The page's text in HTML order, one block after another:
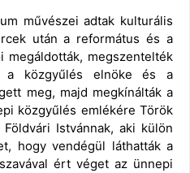
művészei adtak kulturális
után a református és a
megáldották, megszentelték
a közgyűlés elnöke és a
meg, majd megkínálták a
közgyűlés emlékére Török
Istvánnak, aki külön
hogy vendégül láthatták a
ért véget az ünnepi